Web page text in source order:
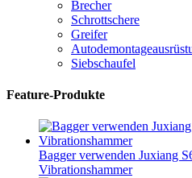
Brecher
Schrottschere
Greifer
Siebschaufel
Feature-Produkte
Bagger verwenden Juxiang
Vibrationshammer